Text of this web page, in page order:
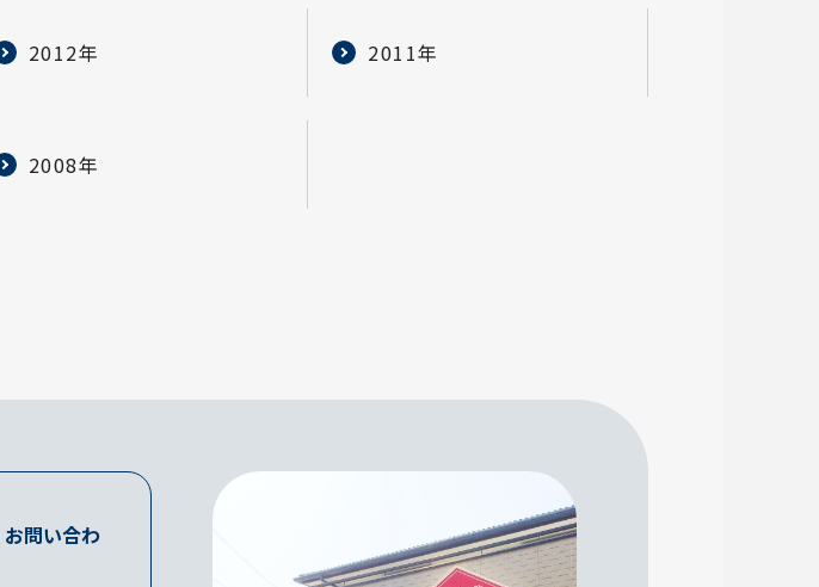
2012年 2011年
2008年
お問い合わ